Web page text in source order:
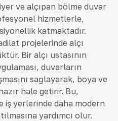
ve alçıpan bölme duvar
hizmetlerle,
katmaktadır.
projelerinde alçı
Bir alçı ustasının
duvarların
sağlayarak, boya ve
hale getirir. Bu,
iş yerlerinde daha modern
yardımcı olur.